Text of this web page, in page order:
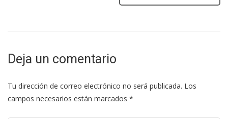
Deja un comentario
Tu dirección de correo electrónico no será publicada. Los
campos necesarios están marcados *